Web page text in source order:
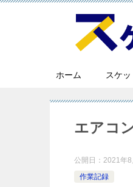
ホーム スケ
エアコ
公開日： 2021年8
作業記録